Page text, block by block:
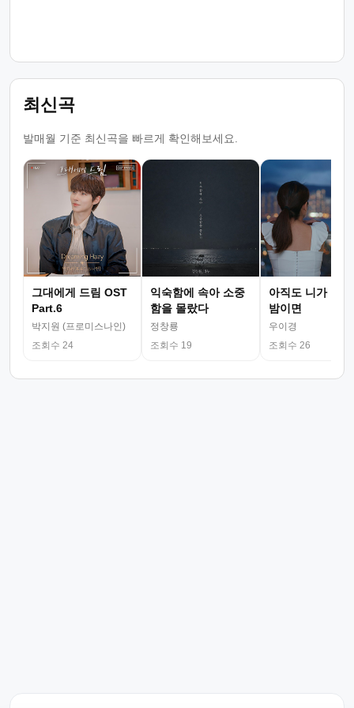
최신곡
발매월 기준 최신곡을 빠르게 확인해보세요.
그대에게 드림 OST
Part.6
박지원 (프로미스나인)
조회수 24
익숙함에 속아 소중
함을 몰랐다
정창룡
조회수 19
아직도 니가 그
밤이면
우이경
조회수 26